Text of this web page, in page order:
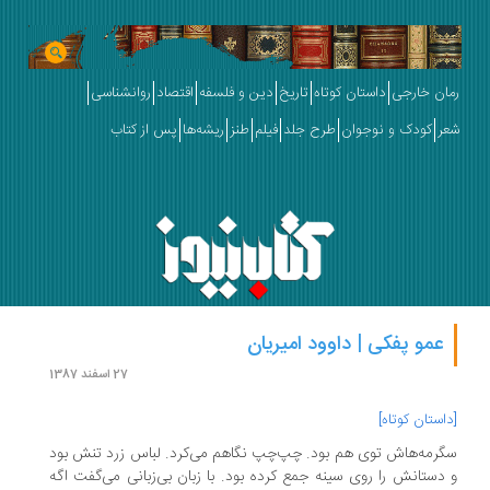
رمان خارجی داستان کوتاه تاریخ دین و فلسفه اقتصاد روانشناسی
شعر کودک و نوجوان طرح جلد فیلم طنز ریشه‌ها پس از کتاب
عمو پفکی | داوود امیریان
27 اسفند 1387
[داستان کوتاه]
سگرمه‌هاش توی هم بود. چپ‌چپ نگاهم می‌کرد. لباس زرد تنش بود
و دستانش را روی سینه جمع کرده ‌بود. با زبان بی‌زبانی می‌گفت اگه